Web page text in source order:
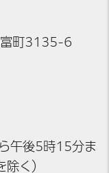
富町3135-6
午後5時15分ま
く）